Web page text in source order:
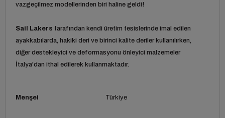
vazgeçilmez modellerinden biri haline geldi!
Sail Lakers tarafından kendi üretim tesislerinde imal edilen
ayakkabılarda, hakiki deri ve birinci kalite deriler kullanılırken,
diğer destekleyici ve deformasyonu önleyici malzemeler
İtalya'dan ithal edilerek kullanmaktadır.
Menşei Türkiye